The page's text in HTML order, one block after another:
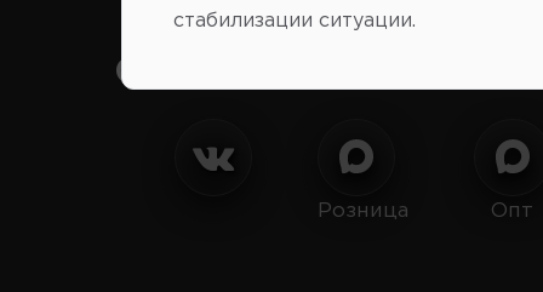
Социальные сети:
Розница Опт
стабилизации ситуации.